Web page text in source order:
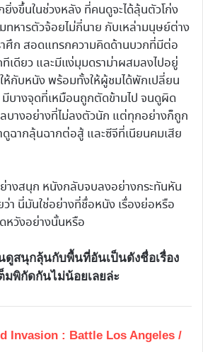
งขึ้นในช่วงหลัง ที่คนดูจะได้ลุ้นตัวโก่ง
ทหารตัวจ้อยไม่กี่นาย กับเหล่ามนุษย์ต่าง
ศึก สอดแทรกความคิดด้านบวกที่มีต่อ
เดียว และมีแง่มุมดราม่าผสมลงไปอยู่
ห้กับหนัง พร้อมทั้งให้ผู้ชมได้พักเปลี่ยน
บางจุดที่เหมือนถูกตัดข้ามไป จนดูผิด
บางอย่างที่ไม่ลงตัวนัก แต่ทุกอย่างก็ถูก
าดูฉากลุ้นฉากต่อสู้ และซีจีที่เนียนคมเสีย
างสนุก หนังกลับจบลงอย่างกระทันหัน
า นี่มันใช่อย่างที่ชื่อหนัง เรื่องย่อหรือ
ดหวังอย่างนั้นหรือ
ดูสนุกลุ้นกับพื้นที่อันเป็นดังชื่อเรื่อง
มพิกัดกันไม่น้อยเลยล่ะ
Invasion : Battle Los Angeles /